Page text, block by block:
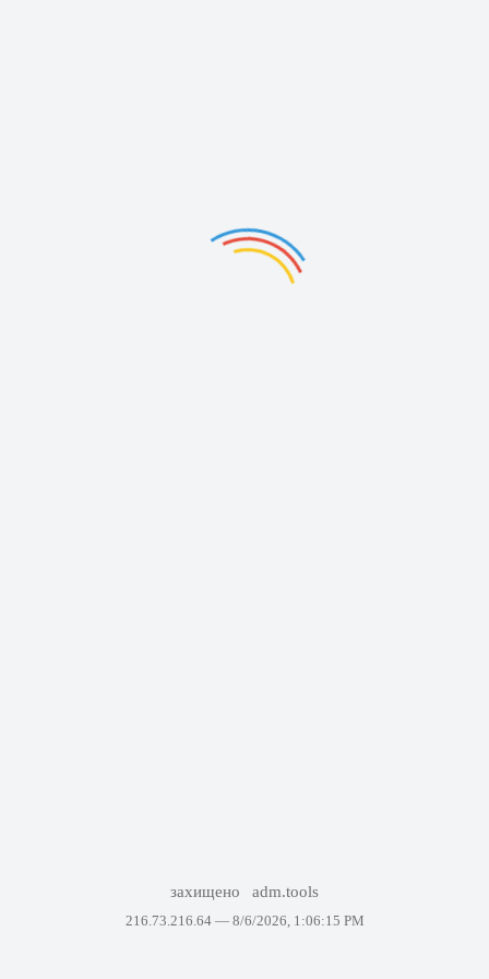
захищено adm.tools
216.73.216.64 — 8/6/2026, 1:06:15 PM